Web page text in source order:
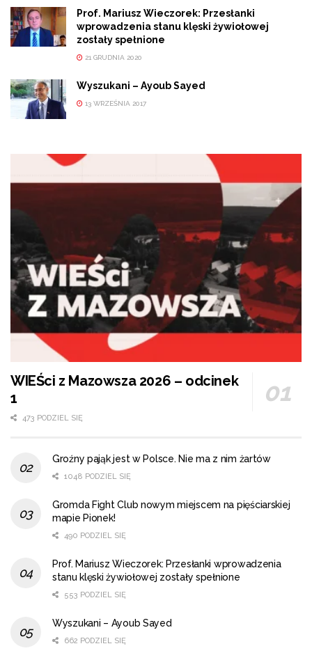
Prof. Mariusz Wieczorek: Przesłanki
wprowadzenia stanu klęski żywiołowej
zostały spełnione
21 GRUDNIA 2020
Wyszukani – Ayoub Sayed
13 WRZEŚNIA 2017
WIEŚci z Mazowsza 2026 – odcinek
1
473 PODZIEL SIĘ
Groźny pająk jest w Polsce. Nie ma z nim żartów
1048 PODZIEL SIĘ
Gromda Fight Club nowym miejscem na pięściarskiej
mapie Pionek!
490 PODZIEL SIĘ
Prof. Mariusz Wieczorek: Przesłanki wprowadzenia
stanu klęski żywiołowej zostały spełnione
553 PODZIEL SIĘ
Wyszukani – Ayoub Sayed
662 PODZIEL SIĘ